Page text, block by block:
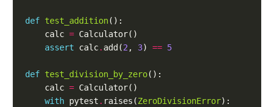
def test_addition
    calc
=
assert calc. add(2 , 3) == 5
def test_division_by_zero
    calc
=
with pytest . raises(ZeroDivisionError